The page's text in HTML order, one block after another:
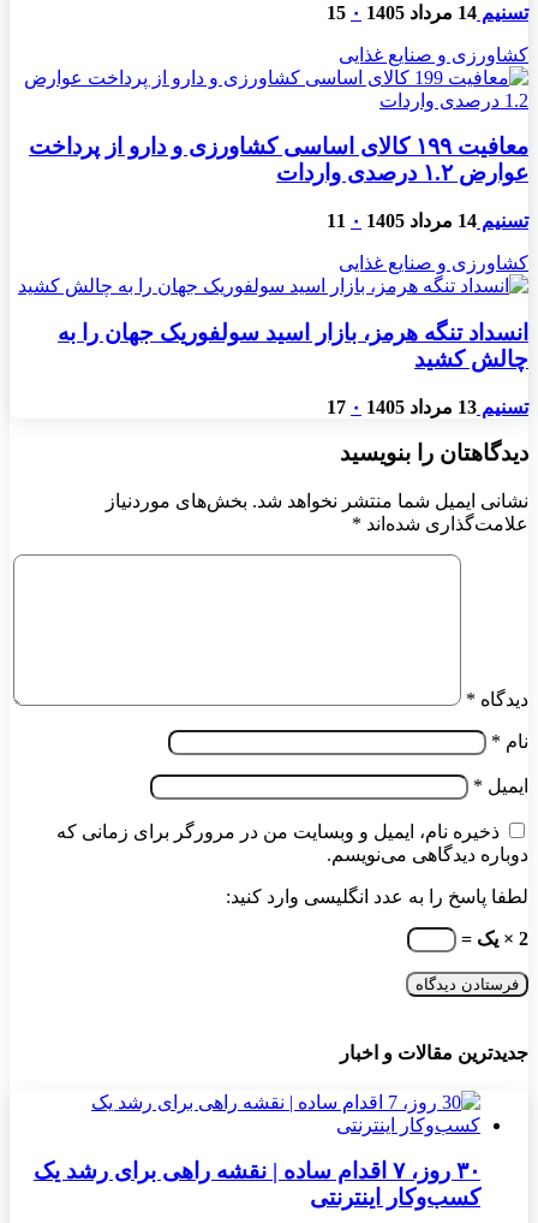
تسنیم 14 مرداد 1405 ۰ 15
کشاورزی و صنایع غذایی
معافیت ۱۹۹ کالای اساسی کشاورزی و دارو از پرداخت
عوارض ۱.۲ درصدی واردات
تسنیم 14 مرداد 1405 ۰ 11
کشاورزی و صنایع غذایی
انسداد تنگه هرمز، بازار اسید سولفوریک جهان را به
چالش کشید
تسنیم 13 مرداد 1405 ۰ 17
دیدگاهتان را بنویسید
نشانی ایمیل شما منتشر نخواهد شد. بخش‌های موردنیاز
علامت‌گذاری شده‌اند *
دیدگاه *
نام *
ایمیل *
ذخیره نام، ایمیل و وبسایت من در مرورگر برای زمانی که
دوباره دیدگاهی می‌نویسم.
لطفا پاسخ را به عدد انگلیسی وارد کنید:
2 × یک =
جدیدترین مقالات و اخبار
۳۰ روز، ۷ اقدام ساده | نقشه راهی برای رشد یک
کسب‌وکار اینترنتی